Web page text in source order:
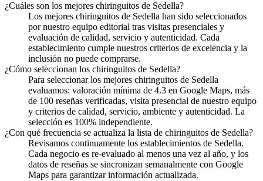
¿Cuáles son los mejores chiringuitos de Sedella?
Los mejores chiringuitos de Sedella han sido seleccionados
por nuestro equipo editorial tras visitas presenciales y
evaluación de calidad, servicio y autenticidad. Cada
establecimiento cumple nuestros criterios de excelencia y la
inclusión no puede comprarse.
¿Cómo seleccionan los chiringuitos de Sedella?
Para seleccionar los mejores chiringuitos de Sedella
evaluamos: valoración mínima de 4.3 en Google Maps, más
de 100 reseñas verificadas, visita presencial de nuestro equipo
y criterios de calidad, servicio, ambiente y autenticidad. La
selección es 100% independiente.
¿Con qué frecuencia se actualiza la lista de chiringuitos de Sedella?
Revisamos continuamente los establecimientos de Sedella.
Cada negocio es re-evaluado al menos una vez al año, y los
datos de reseñas se sincronizan semanalmente con Google
Maps para garantizar información actualizada.